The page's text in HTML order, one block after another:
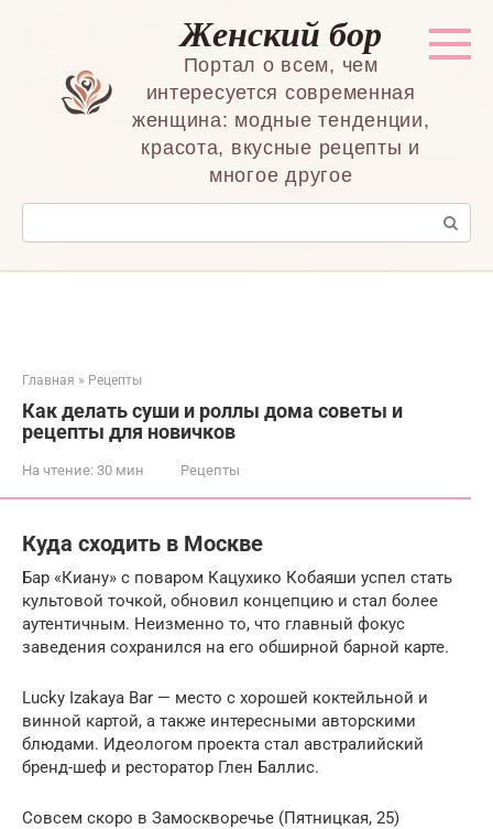
Женский бор
Портал о всем, чем
интересуется современная
женщина: модные тенденции,
красота, вкусные рецепты и
многое другое
Поиск:
Главная » Рецепты
Как делать суши и роллы дома советы и
рецепты для новичков
На чтение: 30 мин Рецепты
Куда сходить в Москве
Бар «‎Киану»‎ с поваром Кацухико Кобаяши успел стать
культовой точкой, обновил концепцию и стал более
аутентичным. Неизменно то, что главный фокус
заведения сохранился на его обширной барной карте.
Lucky Izakaya Bar — место с хорошей коктейльной и
винной картой, а также интересными авторскими
блюдами. Идеологом проекта стал австралийский
бренд-шеф и ресторатор Глен Баллис.
Совсем скоро в Замоскворечье (Пятницкая, 25)